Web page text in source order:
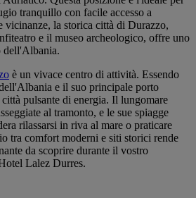
tranquillo con facile accesso a
vicinanze, la storica città di Durazzo,
e il museo archeologico, offre uno
dell'Albania.
è un vivace centro di attività. Essendo
e il suo principale porto
pulsante di energia. Il lungomare
al tramonto, e le sue spiagge
rilassarsi in riva al mare o praticare
tra comfort moderni e siti storici rende
da scoprire durante il vostro
Lalez Durres.